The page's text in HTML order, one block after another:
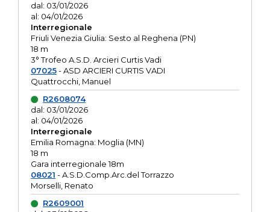
dal: 03/01/2026
al: 04/01/2026
Interregionale
Friuli Venezia Giulia: Sesto al Reghena (PN)
18 m
3° Trofeo A.S.D. Arcieri Curtis Vadi
07025- ASD ARCIERI CURTIS VADI
Quattrocchi, Manuel
R2608074
dal: 03/01/2026
al: 04/01/2026
Interregionale
Emilia Romagna: Moglia (MN)
18 m
Gara interregionale 18m
08021 - A.S.D.Comp.Arc.del Torrazzo
Morselli, Renato
R2609001